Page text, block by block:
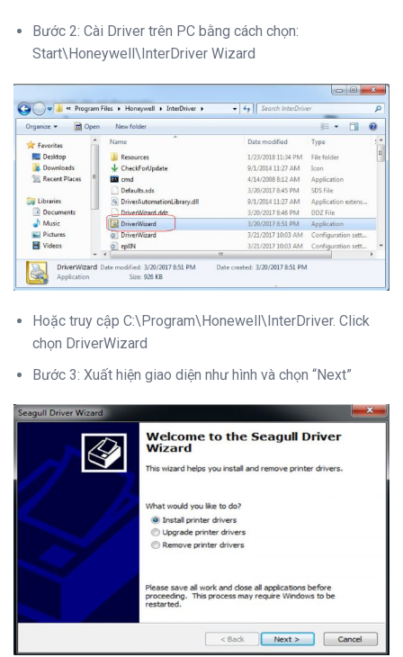
Bước 2: Cài Driver trên PC bằng cách chọn:
Start\Honeywell\InterDriver Wizard
Hoặc truy cập C:\Program\Honewell\InterDriver. Click
chọn DriverWizard
Bước 3: Xuất hiện giao diện như hình và chọn “Next”